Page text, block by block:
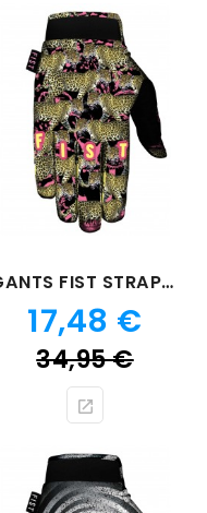
GANTS FIST STRAPPED JAGUAR
Prix
17,48 €
34,95 €Prix